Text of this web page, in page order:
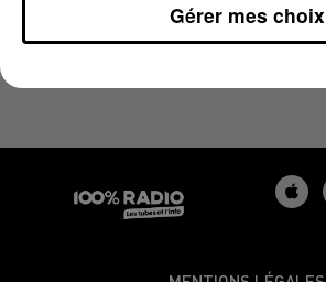
Gérer mes choix